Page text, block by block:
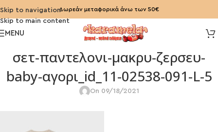
Skip to navigation
Skip to main content
Δωρεάν μεταφορικά άνω των 50€
MENU
σετ-παντελονι-μακρυ-ζερσευ-
baby-αγορι_id_11-02538-091-L-5
On 09/18/2021